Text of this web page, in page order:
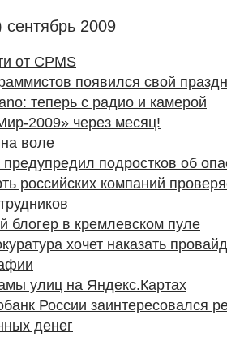
2009
от CPMS
появился свой
теперь с радио и камерой
2009» через месяц!
воле
подростков об
российских компаний
блогер в кремлевском пуле
хочет наказать
улиц на Яндекс.Картах
России заинтересовался
денег